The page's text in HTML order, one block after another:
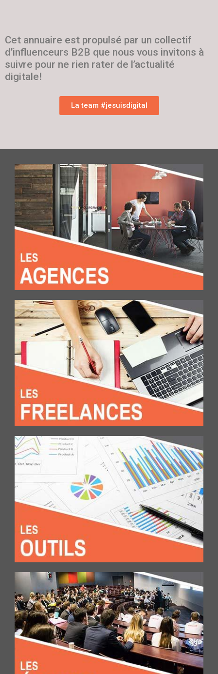
Cet annuaire est propulsé par un collectif
d’influenceurs B2B que nous vous invitons à
suivre pour ne rien rater de l’actualité
digitale!
La team #jesuisdigital